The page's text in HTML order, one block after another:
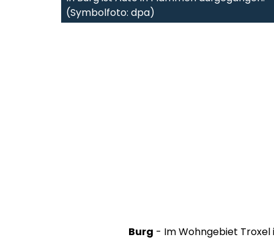
(Symbolfoto: dpa)
Burg - Im Wohngebiet Troxel